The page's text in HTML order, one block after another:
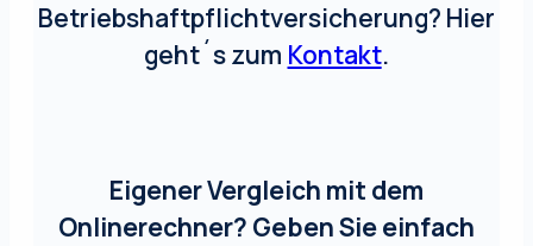
Betriebshaftpflichtversicherung? Hier
geht´s zum Kontakt.
Eigener Vergleich mit dem
Onlinerechner? Geben Sie einfach